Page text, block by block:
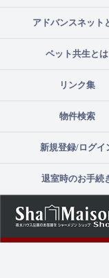
アドバンスネット
ペット共生とは
リンク集
物件検索
新規登録/ログイ
退室時のお手続